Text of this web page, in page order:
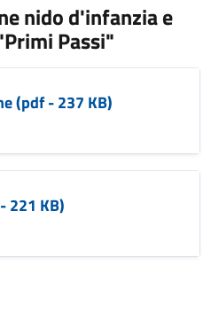
nido d'infanzia e
Passi"
(pdf - 237 KB)
221 KB)